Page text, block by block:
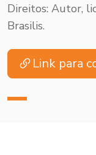
Direitos: Autor,
Brasilis.
Link para